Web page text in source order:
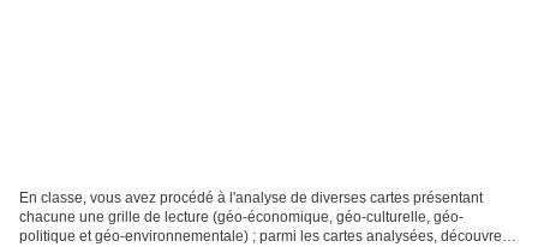
En classe, vous avez procédé à l'analyse de diverses cartes présentant
chacune une grille de lecture (géo-économique, géo-culturelle, géo-
politique et géo-environnementale) ; parmi les cartes analysées, découvrez